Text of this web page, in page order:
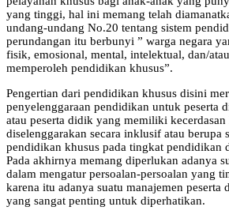
yang tinggi, hal ini memang telah
undang-undang No.20 tentang sistem
perundangan itu berbunyi ” warga negara
fisik, emosional, mental, intelektual, dan/
memperoleh pendidikan khusus”.
Pengertian dari pendidikan khusus disini
penyelenggaraan pendidikan untuk peserta
atau peserta didik yang memiliki kecerdasan
diselenggarakan secara inklusif atau berupa
pendidikan khusus pada tingkat pendidikan
Pada akhirnya memang diperlukan adanya
dalam mengatur persoalan-persoalan yang
karena itu adanya suatu manajemen peserta
yang sangat penting untuk diperhatikan.